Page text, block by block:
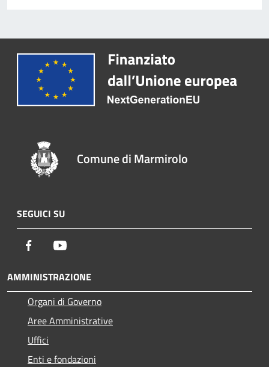
Comune di Marmirolo
SEGUICI SU
Facebook
AMMINISTRAZIONE
Organi di Governo
Aree Amministrative
Uffici
Enti e fondazioni